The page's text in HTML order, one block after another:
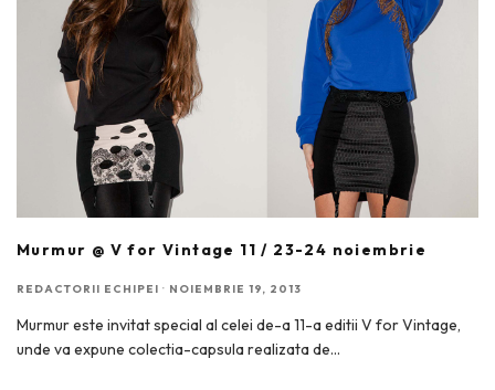
Murmur @ V for Vintage 11 / 23-24 noiembrie
REDACTORII ECHIPEI · NOIEMBRIE 19, 2013
Murmur este invitat special al celei de-a 11-a editii V for Vintage,
unde va expune colectia-capsula realizata de...